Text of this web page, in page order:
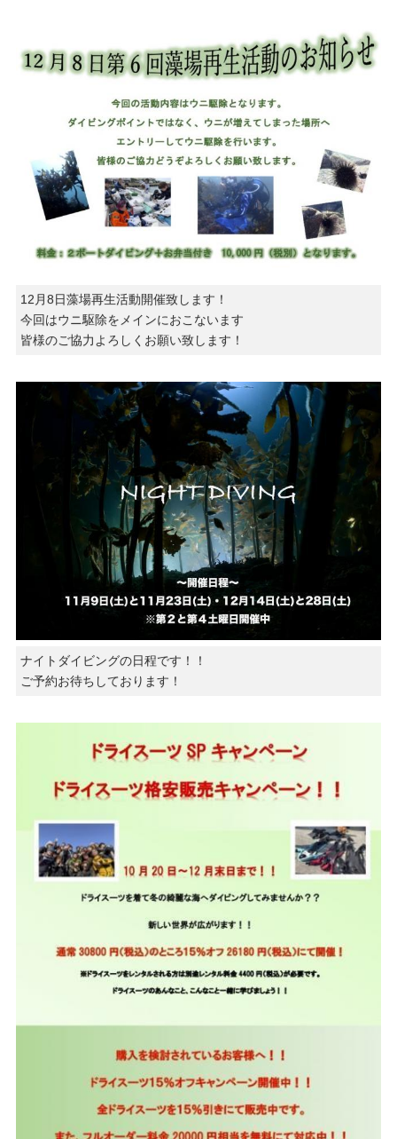
12月8日藻場再生活動開催致します！
今回はウニ駆除をメインにおこないます
皆様のご協力よろしくお願い致します！
ナイトダイビングの日程です！！
ご予約お待ちしております！